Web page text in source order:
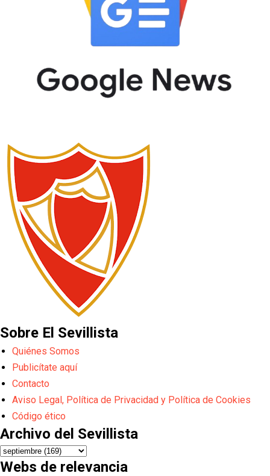
Sobre El Sevillista
Quiénes Somos
Publicítate aquí
Contacto
Aviso Legal, Política de Privacidad y Política de Cookies
Código ético
Archivo del Sevillista
Webs de relevancia